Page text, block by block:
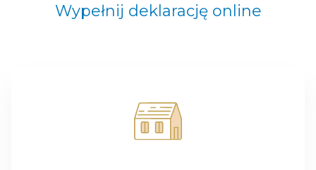
Wypełnij deklarację online